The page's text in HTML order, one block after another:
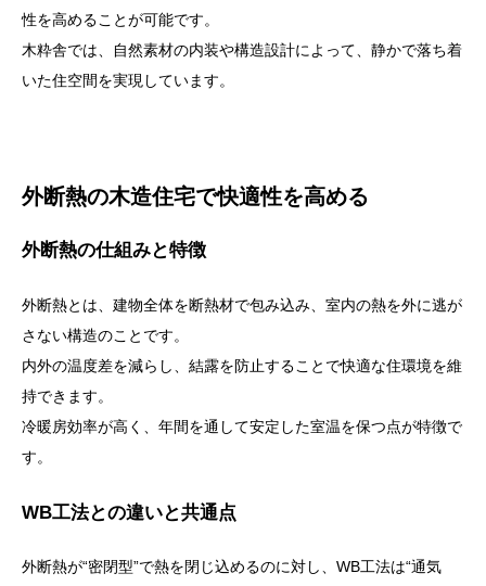
性を高めることが可能です。
木粋舎では、自然素材の内装や構造設計によって、静かで落ち着
いた住空間を実現しています。
外断熱の木造住宅で快適性を高める
外断熱の仕組みと特徴
外断熱とは、建物全体を断熱材で包み込み、室内の熱を外に逃が
さない構造のことです。
内外の温度差を減らし、結露を防止することで快適な住環境を維
持できます。
冷暖房効率が高く、年間を通して安定した室温を保つ点が特徴で
す。
WB工法との違いと共通点
外断熱が“密閉型”で熱を閉じ込めるのに対し、WB工法は“通気